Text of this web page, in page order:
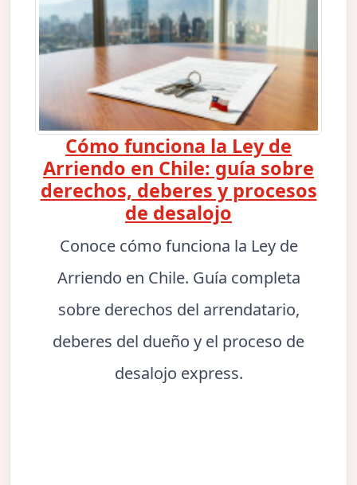
Cómo funciona la Ley de
Arriendo en Chile: guía sobre
derechos, deberes y procesos
de desalojo
Conoce cómo funciona la Ley de
Arriendo en Chile. Guía completa
sobre derechos del arrendatario,
deberes del dueño y el proceso de
desalojo express.